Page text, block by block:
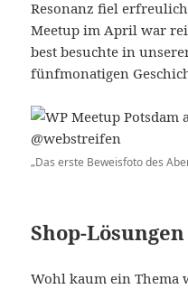
Resonanz fiel
Meetup im April war
best besuchte in
fünfmonatigen
„Das erste Beweisfoto des
Shop-
Wohl kaum ein Thema